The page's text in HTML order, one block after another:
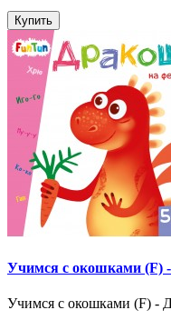
Купить
Учимся с окошками (F)
Учимся с окошками (F) -